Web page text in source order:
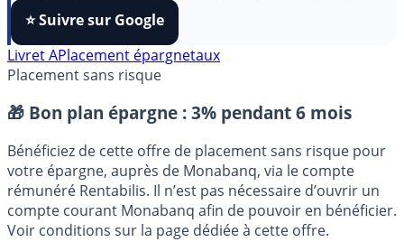
⭐️ Suivre sur Google
Livret APlacement épargnetaux
Placement sans risque
🎁 Bon plan épargne : 3% pendant 6 mois
Bénéficiez de cette offre de placement sans risque pour
votre épargne, auprès de Monabanq, via le compte
rémunéré Rentabilis. Il n’est pas nécessaire d’ouvrir un
compte courant Monabanq afin de pouvoir en bénéficier.
Voir conditions sur la page dédiée à cette offre.